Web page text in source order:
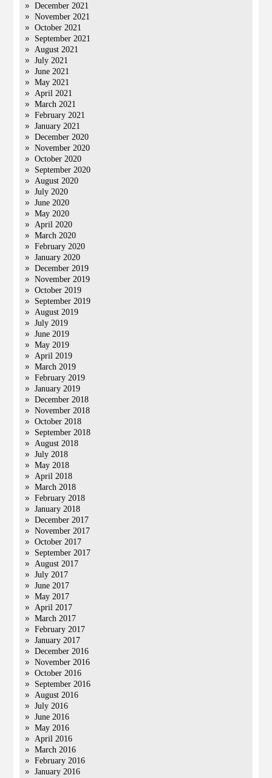
December 2021
November 2021
October 2021
September 2021
August 2021
July 2021
June 2021
May 2021
April 2021
March 2021
February 2021
January 2021
December 2020
November 2020
October 2020
September 2020
August 2020
July 2020
June 2020
May 2020
April 2020
March 2020
February 2020
January 2020
December 2019
November 2019
October 2019
September 2019
August 2019
July 2019
June 2019
May 2019
April 2019
March 2019
February 2019
January 2019
December 2018
November 2018
October 2018
September 2018
August 2018
July 2018
May 2018
April 2018
March 2018
February 2018
January 2018
December 2017
November 2017
October 2017
September 2017
August 2017
July 2017
June 2017
May 2017
April 2017
March 2017
February 2017
January 2017
December 2016
November 2016
October 2016
September 2016
August 2016
July 2016
June 2016
May 2016
April 2016
March 2016
February 2016
January 2016